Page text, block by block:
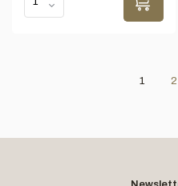
1 2